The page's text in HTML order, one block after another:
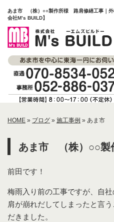
あま市 （株）○○製作所様 路肩修繕工事｜外
会社M’s BUILD】
HOME » ブログ » 施工事例 » あま市
あま市 （株）○○製
前田です！
梅雨入り前の工事ですが、自
肩が崩れだしてしまったと言
だきました。